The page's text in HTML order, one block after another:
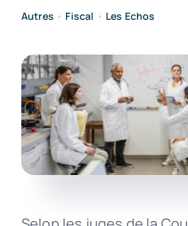
Autres • Fiscal • Les Echos